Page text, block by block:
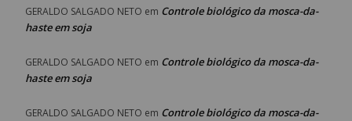
GERALDO SALGADO NETO em Controle biológico da mosca-da-
haste em soja
GERALDO SALGADO NETO em Controle biológico da mosca-da-
haste em soja
GERALDO SALGADO NETO em Controle biológico da mosca-da-